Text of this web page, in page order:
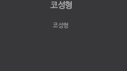
코성형
코성형